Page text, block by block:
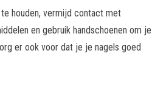
houden, vermijd contact met
en gebruik handschoenen om je
er ook voor dat je je nagels goed